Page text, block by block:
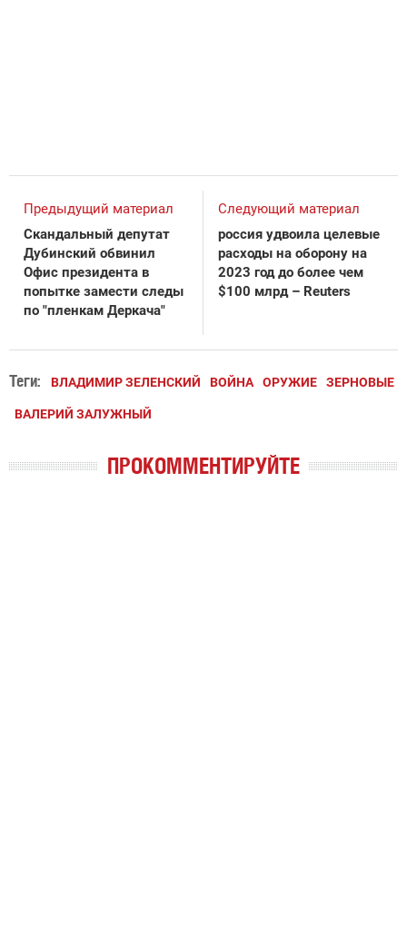
Предыдущий материал
Скандальный депутат
Дубинский обвинил
Офис президента в
попытке замести следы
по "пленкам Деркача"
Следующий материал
россия удвоила целевые
расходы на оборону на
2023 год до более чем
$100 млрд – Reuters
Теги: ВЛАДИМИР ЗЕЛЕНСКИЙ ВОЙНА ОРУЖИЕ ЗЕРНОВЫЕ
ВАЛЕРИЙ ЗАЛУЖНЫЙ
ПРОКОММЕНТИРУЙТЕ